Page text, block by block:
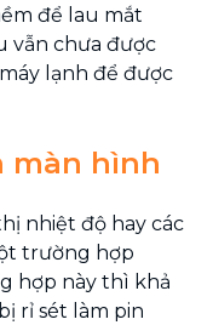
để lau mắt
vẫn chưa được
lạnh để được
màn hình
nhiệt độ hay các
trường hợp
hợp này thì khả
rỉ sét làm pin